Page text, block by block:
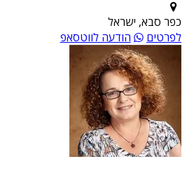
כפר סבא, ישראל
לפרטים
הודעה לווטסאפ